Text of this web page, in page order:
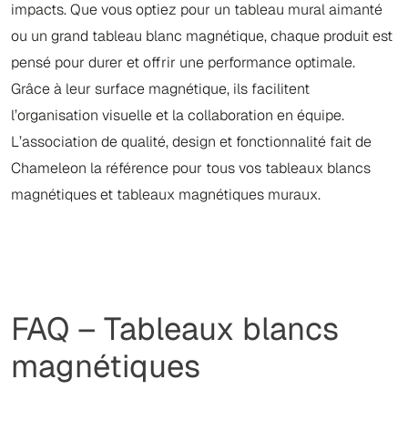
impacts. Que vous optiez pour un tableau mural aimanté
ou un grand tableau blanc magnétique, chaque produit est
pensé pour durer et offrir une performance optimale.
Grâce à leur surface magnétique, ils facilitent
l’organisation visuelle et la collaboration en équipe.
L’association de qualité, design et fonctionnalité fait de
Chameleon la référence pour tous vos tableaux blancs
magnétiques et tableaux magnétiques muraux.
FAQ – Tableaux blancs
magnétiques